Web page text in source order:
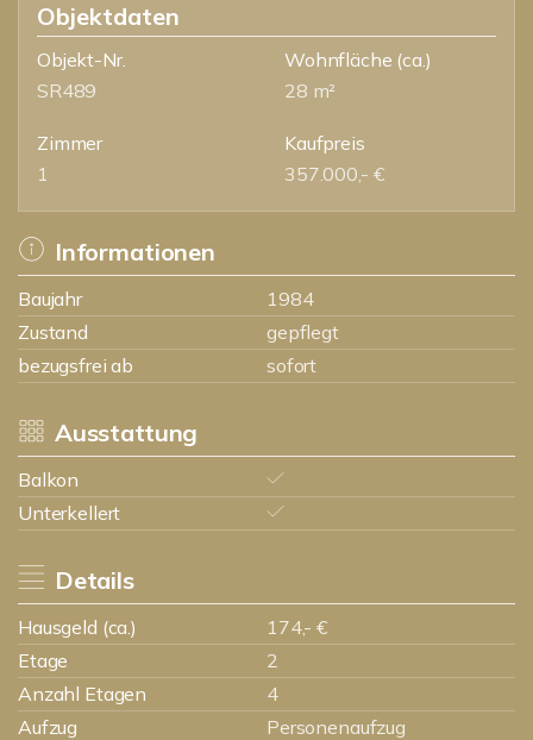
Objektdaten
Objekt-Nr.
SR489
Wohnfläche (ca.)
28 m²
Zimmer
1
Kaufpreis
357.000,- €
Informationen
Baujahr
1984
Zustand
gepflegt
bezugsfrei ab
sofort
Ausstattung
Balkon
Unterkellert
Details
Hausgeld (ca.)
174,- €
Etage
2
Anzahl Etagen
4
Aufzug
Personenaufzug